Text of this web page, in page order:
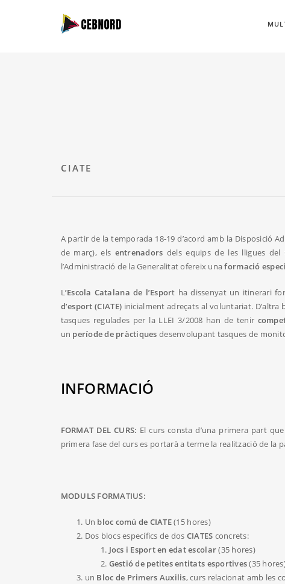
CIATE
A partir de la temporada 18-19 d’acord amb la Disposició
de març), els entrenadors dels equips de les lligues del
l’Administració de la Generalitat ofereix unaformació
L’Escola Catalana de l’Esport ha dissenyat un itinerari
d’esport (CIATE) inicialment adreçats al voluntariat.
tasques regulades per la LLEI 3/2008 han de tenir
un període de pràctiques desenvolupant tasques de
INFORMACIÓ
FORMAT DEL CURS: El curs consta d’una primera part
primera fase del curs es portarà a terme la realització de la
MODULS FORMATIUS:
Un bloc comú de CIATE(15 hores)
Dos blocs específics de dos CIATES concrets:
Jocs i Esport en edat escolar(35 hores)
Gestió de petites entitats esportives(35
un Bloc de Primers Auxilis, curs relacionat amb les